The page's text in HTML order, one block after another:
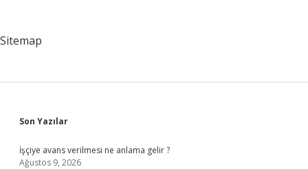
Sitemap
Sidebar
Son Yazılar
İşçiye avans verilmesi ne anlama gelir ?
Ağustos 9, 2026